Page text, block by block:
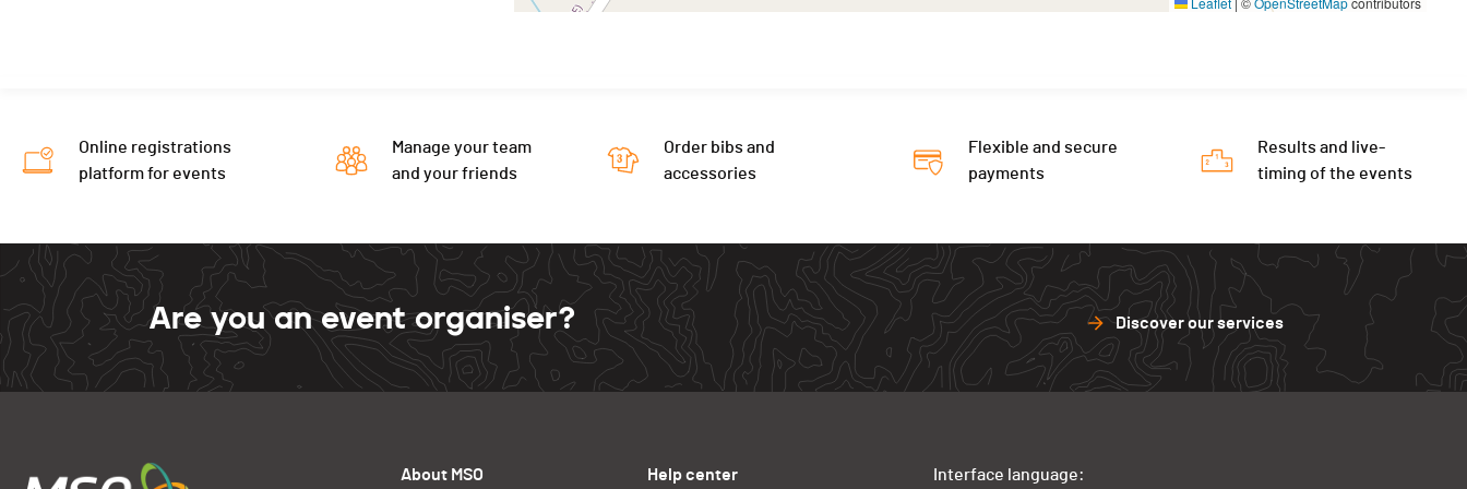
Online registrations
platform for events
Manage your team
and your friends
Order bibs and
accessories
Flexible and secure
payments
Results and live-
timing of the events
Are you an event organiser? Discover our services
About MSO Help center Interface language: